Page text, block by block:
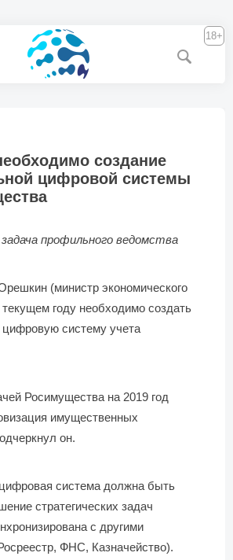
18+
создание
цифровой системы
задача профильного ведомства
(министр экономического
году необходимо создать
систему учета
Росимущества на 2019 год
имущественных
он.
система должна быть
стратегических задач
с другими
ФНС, Казначейство).